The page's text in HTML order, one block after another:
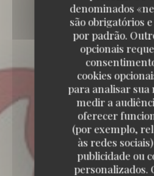
denominados
são obrigatórios
por padrão.
opcionais
cookies
para analisar sua
medir a
oferecer
(por exemplo,
às redes
publicidade ou
personalizados.